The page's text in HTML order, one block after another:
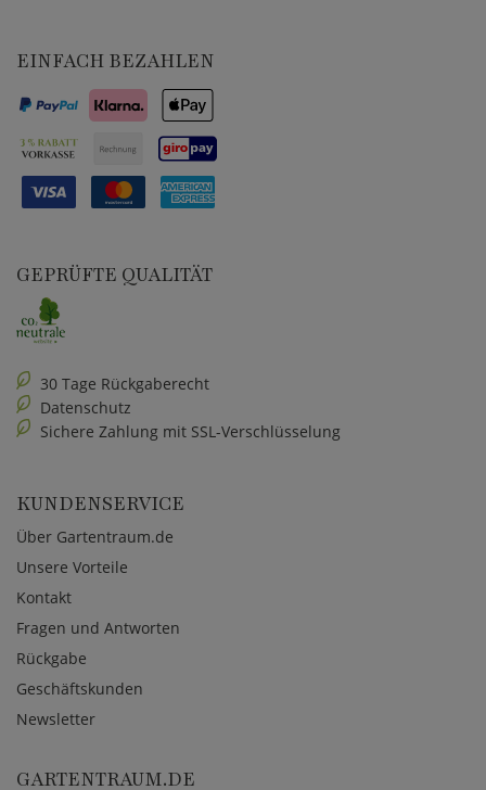
EINFACH BEZAHLEN
GEPRÜFTE QUALITÄT
30 Tage Rückgaberecht
Datenschutz
Sichere Zahlung mit SSL-Verschlüsselung
KUNDENSERVICE
Über Gartentraum.de
Unsere Vorteile
Kontakt
Fragen und Antworten
Rückgabe
Geschäftskunden
Newsletter
GARTENTRAUM.DE